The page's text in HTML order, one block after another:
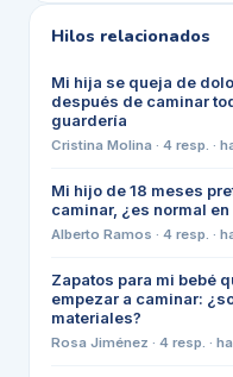
Hilos relacionados
Mi hija se queja de
después de caminar
guardería
Cristina Molina · 4 resp. ·
Mi hijo de 18 meses
caminar, ¿es normal en
Alberto Ramos · 4 resp. ·
Zapatos para mi bebé
empezar a caminar:
materiales?
Rosa Jiménez · 4 resp. ·